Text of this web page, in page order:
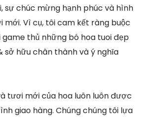
sự chúc mừng hạnh phúc và hình
Vì cụ, tôi cam kết ràng buộc
game thủ những bó hoa tuoi đẹp
sở hữu chân thành và ý nghĩa
tươi mới của hoa luôn luôn được
giao hàng. Chúng chúng tôi lựa